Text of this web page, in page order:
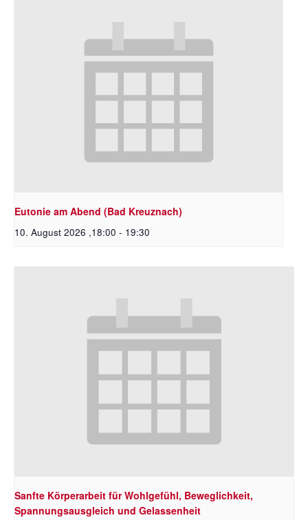
Eutonie am Abend (Bad Kreuznach)
10. August 2026 ,18:00 - 19:30
Sanfte Körperarbeit für Wohlgefühl, Beweglichkeit,
Spannungsausgleich und Gelassenheit